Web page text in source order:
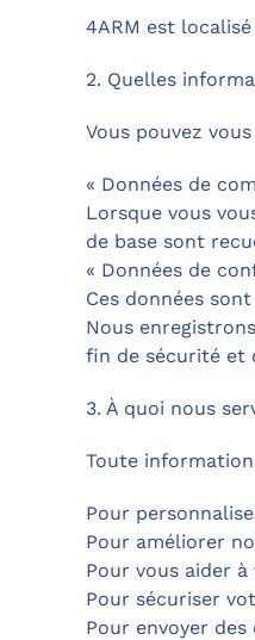
4ARM est
2. Quelles
Vous pouvez
« Données de
Lorsque vous
de base sont
« Données de
Ces données
Nous
fin de sécurité et
3. À quoi nous
Toute
Pour
Pour améliorer
Pour vous aider
Pour sécuriser
Pour envoyer